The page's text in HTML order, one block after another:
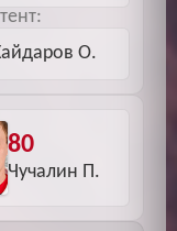
О.
80
Чучалин П.